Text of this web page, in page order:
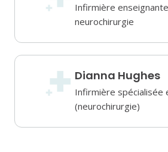
Infirmière
neurochirurgie
Dianna Hughes
Infirmière spécialisée
(neurochirurgie)